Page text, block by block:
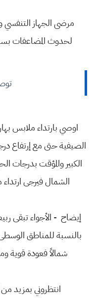
مرضى الجهاز التنفسي
لحدوث المضاعفات بسبب
اوصي بارتداء ملابس
الصيفية حتى مع إرتفاع
الكبير والمؤقت بدرجات
الشمال فيرجى
إيضاح - الأجواء تبقى
بالنسبة للمناطق
شمالاً فعودة قوية
انتظروني بمزيد